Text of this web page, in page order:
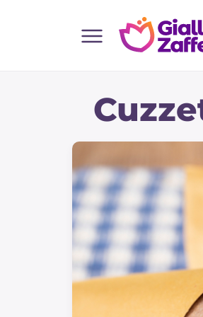
Toutes les recettes
Plats principaux
Boissons et rafraîchissements
Accompagnement
Pizzas et focaccia
Gateaux et patisserie